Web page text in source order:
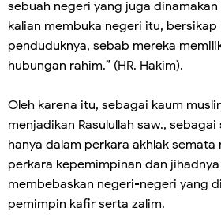
sebuah negeri yang juga
kalian membuka negeri itu, bersikap
penduduknya, sebab mereka
hubungan rahim.” (HR. Hakim).
Oleh karena itu, sebagai kaum
menjadikan Rasulullah saw.,
hanya dalam perkara akhlak semata
perkara kepemimpinan dan
membebaskan negeri-negeri yang
pemimpin kafir serta zalim.